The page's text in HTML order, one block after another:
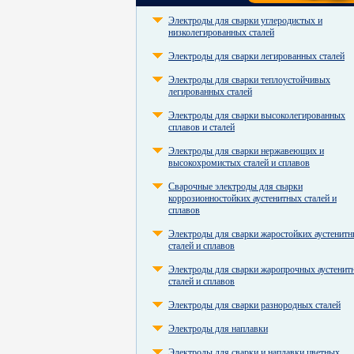
Электроды для сварки углеродистых и
низколегированных сталей
Электроды для сварки легированных сталей
Электроды для сварки теплоустойчивых
легированных сталей
Электроды для сварки высоколегированных
сплавов и сталей
Электроды для сварки нержавеющих и
высокохромистых сталей и сплавов
Сварочные электроды для сварки
коррозионностойких аустенитных сталей и
сплавов
Электроды для сварки жаростойких
сталей и сплавов
Электроды для сварки жаропрочных
сталей и сплавов
Электроды для сварки разнородных сталей
Электроды для наплавки